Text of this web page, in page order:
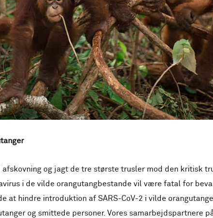
og jagt de tre største trusler mod den kritisk
i de vilde orangutangbestande vil være fatal for
at hindre introduktion af SARS-CoV-2 i vilde
og smittede personer. Vores samarbejdspartnere